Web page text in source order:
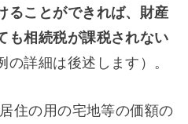
ることができれば、財産
も相続税が課税されない
の詳細は後述します）。
住の用の宅地等の価額の